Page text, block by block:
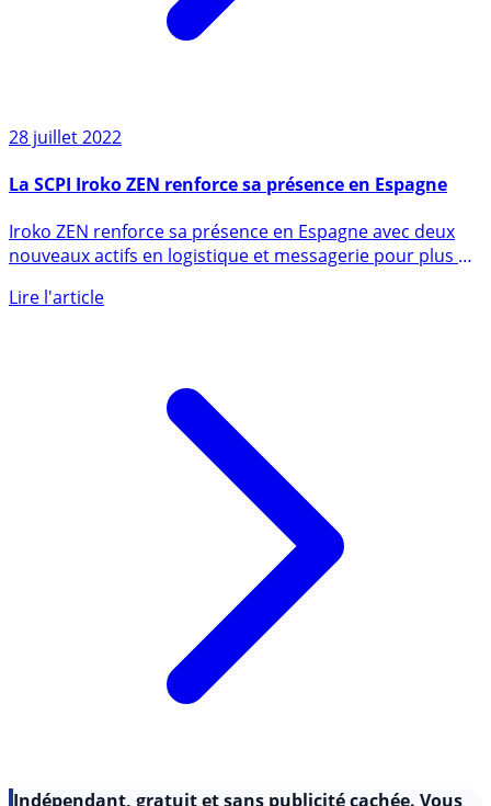
28 juillet 2022
La SCPI Iroko ZEN renforce sa présence en Espagne
nouveaux actifs en logistique et messagerie pour plus de